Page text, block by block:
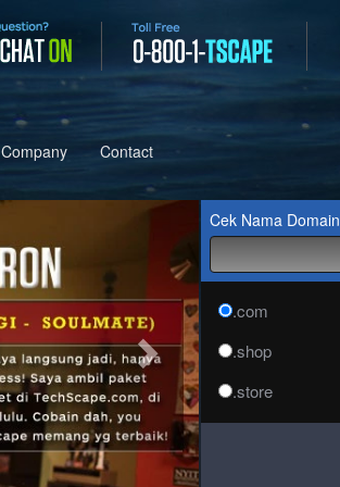
Company Contact
Next Cek Nama Domain
.com
.shop
.store